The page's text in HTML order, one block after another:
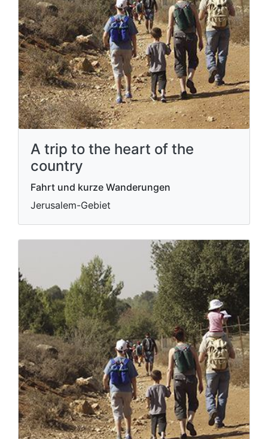
A trip to the heart of the
country
Fahrt und kurze Wanderungen
Jerusalem-Gebiet